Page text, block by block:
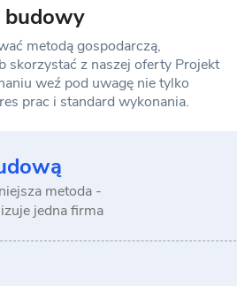
budowy
metodą gospodarczą,
skorzystać z naszej oferty Projekt
weź pod uwagę nie tylko
prac i standard wykonania.
metoda -
jedna firma